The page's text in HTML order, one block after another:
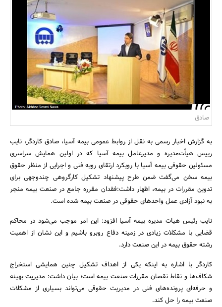
بانک، بیمه و سرمایه
مسکن و ساختمان
جستجو
صادق
به گزارش اخبار رسمی به نقل از روابط عمومی بیمه آسیا، صادق کاردگر، نایب
رییس هیأت‌مدیره و مدیرعامل بیمه آسیا که در اولین همایش سراسری
مسئولین حقوقی بیمه آسیا با رویکرد ارتقای رویه فنی و اجرایی از منظر حقوق
بیمه سخن می‌گفت ضمن طرح پیشنهاد تشکیل کارگروهی چندوجهی برای
تدوین مقررات در بیمه، اظهار داشت:فقدان مقرره جامع در صنعت بیمه منجر
به نبود آزادی عمل واحدهای حقوقی در صنعت بیمه شده است.
نایب رئیس هیات مدیره بیمه آسیا افزود: این امر موجب می‌شود در محاکم
قضایی با مشکلات زیادی در زمینه دفاع روبرو باشیم و این نشان از اهمیت
رشته حقوق بیمه در این صنعت دارد.
کاردگر با اشاره به اینکه یکی از اهداف تشکیل چنین همایشی استخراج
شکاف‌ها و نقاط نقصان مقررات صنعت بیمه است؛ بیان داشت: مدیریت بهینه
و حرفه‌ای پرونده‌های فنی در مدیریت حقوقی می‌تواند بسیاری از مشکلات
صنعت بیمه را حل کند.